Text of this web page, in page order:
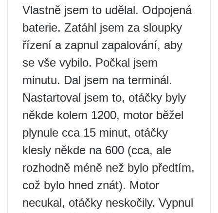
Vlastně jsem to udělal. Odpojená
baterie. Zatáhl jsem za sloupky
řízení a zapnul zapalování, aby
se vše vybilo. Počkal jsem
minutu. Dal jsem na terminál.
Nastartoval jsem to, otáčky byly
někde kolem 1200, motor běžel
plynule cca 15 minut, otáčky
klesly někde na 600 (cca, ale
rozhodně méně než bylo předtím,
což bylo hned znát). Motor
necukal, otáčky neskočily. Vypnul